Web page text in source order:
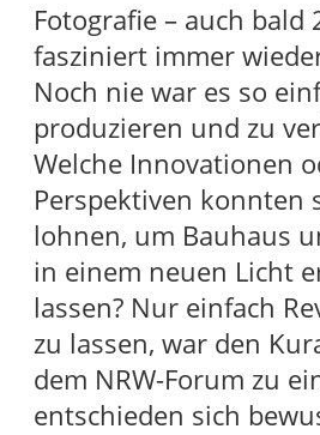
Fotografie – auch bald
fasziniert immer
Noch nie war es so
produzieren und zu
Welche Innovationen
Perspektiven konnten
lohnen, um Bauhaus
in einem neuen Licht
lassen? Nur einfach
zu lassen, war den
dem NRW-Forum zu
entschieden sich